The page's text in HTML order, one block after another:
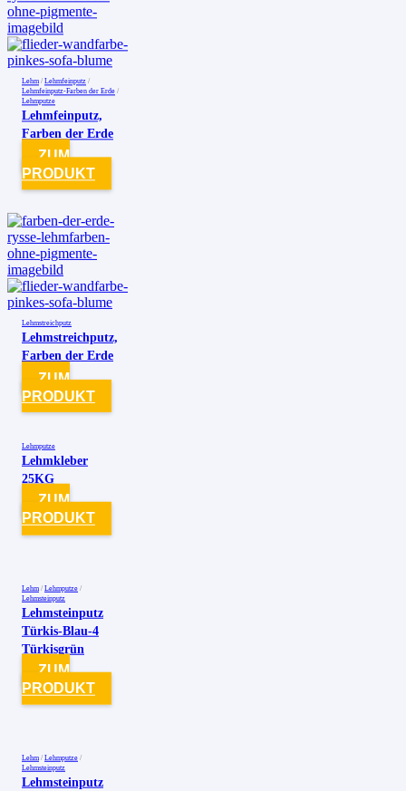
Lehm / Lehmfeinputz /
Lehmfeinputz-Farben der Erde /
Lehmputze
Lehmfeinputz,
Farben der Erde
ZUM
PRODUKT
Lehmstreichputz
Lehmstreichputz,
Farben der Erde
ZUM
PRODUKT
Lehmputze
Lehmkleber
25KG
ZUM
PRODUKT
Lehm / Lehmputze /
Lehmsteinputz
Lehmsteinputz
Türkis-Blau-4
Türkisgrün
ZUM
PRODUKT
Lehm / Lehmputze /
Lehmsteinputz
Lehmsteinputz